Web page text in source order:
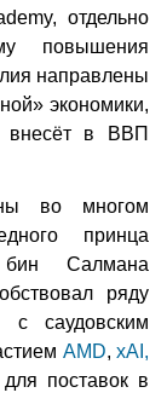
отдельно
повышения
направлены
экономики,
внесёт в ВВП
во многом
принца
Салмана
ряду
с саудовским
AMD,xAI,
для поставок в